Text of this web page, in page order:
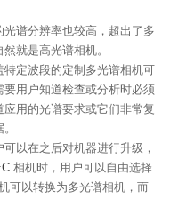
谱分辨率也较高，超出了多
就是高光谱相机。
定波段的定制多光谱相机可
用户知道检查或分析时必须
用的光谱要求或它们非常复
以在之后对机器进行升级，
相机时，用户可以自由选择
可以转换为多光谱相机，而